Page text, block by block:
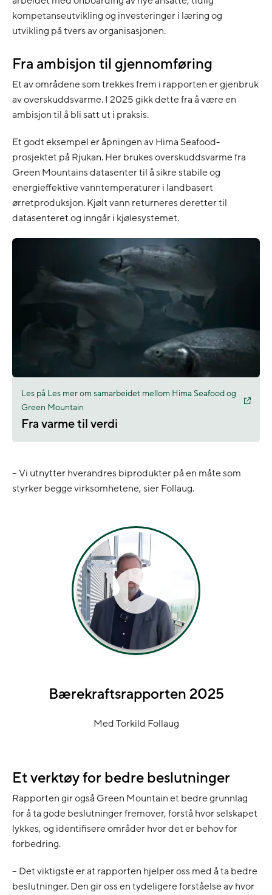
kompetanseutvikling og investeringer i læring og
utvikling på tvers av organisasjonen.
Fra ambisjon til gjennomføring
Et av områdene som trekkes frem i rapporten er gjenbruk
av overskuddsvarme. I 2025 gikk dette fra å være en
ambisjon til å bli satt ut i praksis.
Et godt eksempel er åpningen av Hima Seafood-
prosjektet på Rjukan. Her brukes overskuddsvarme fra
Green Mountains datasenter til å sikre stabile og
energieffektive vanntemperaturer i landbasert
ørretproduksjon. Kjølt vann returneres deretter til
datasenteret og inngår i kjølesystemet.
Les på Les mer om samarbeidet mellom Hima Seafood og
Green Mountain
Fra varme til verdi
– Vi utnytter hverandres biprodukter på en måte som
styrker begge virksomhetene, sier Follaug.
Bærekraftsrapporten 2025
Med Torkild Follaug
Et verktøy for bedre beslutninger
Rapporten gir også Green Mountain et bedre grunnlag
for å ta gode beslutninger fremover, forstå hvor selskapet
lykkes, og identifisere områder hvor det er behov for
forbedring.
– Det viktigste er at rapporten hjelper oss med å ta bedre
beslutninger. Den gir oss en tydeligere forståelse av hvor